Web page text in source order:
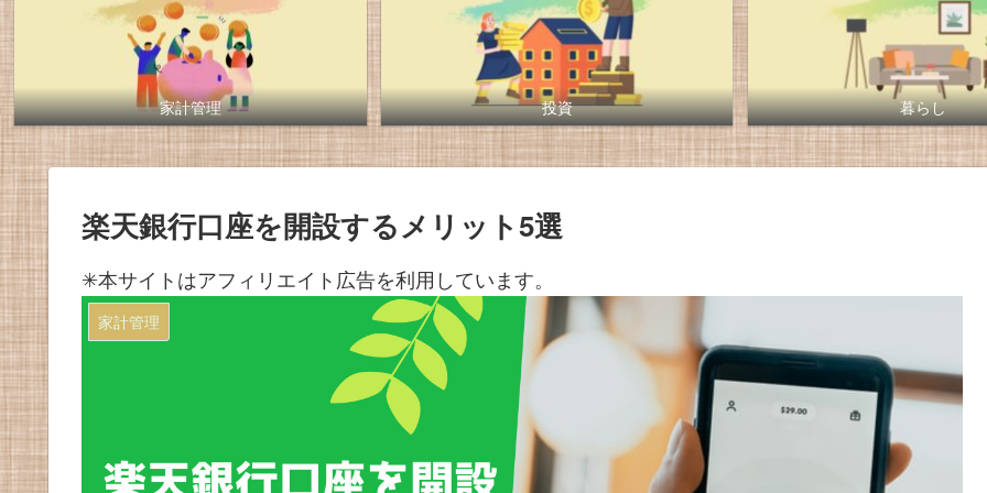
家計管理 投資 暮らし
楽天銀行口座を開設するメリット5選
✳︎本サイトはアフィリエイト広告を利用しています。
家計管理